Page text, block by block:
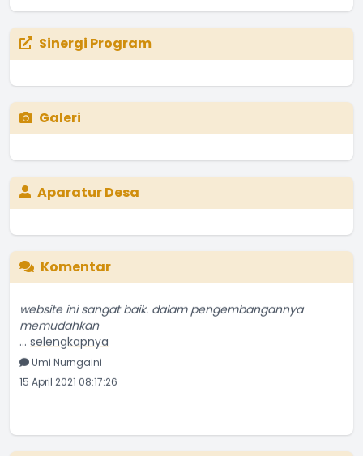
Sinergi Program
Galeri
Aparatur Desa
Komentar
memudahkan
...selengkapnya
Umi Nurngaini
15 April 2021 08:17:26